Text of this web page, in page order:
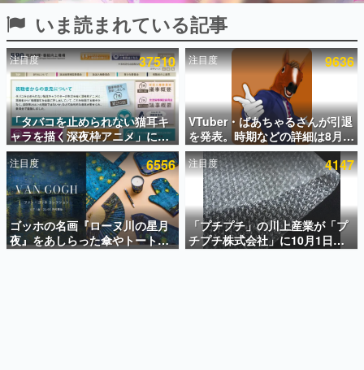
殿堂入り記事
SNS拡散数が数千以上！ ページビュー数万以上！ などな
ど。多くの人々に読まれた、電ファミ渾身の“殿堂入り”記
事をまとめました。
ゲームの企画書
名作ゲームクリエイターの方々に製作時のエピソードをお
聞きし、ヒットする企画（ゲーム）とは何か？を探ってい
きます。
赫本
この物語を解いてはいけない。『赫本』は、〈試験問題〉
の形をした短編ホラー小説集です。
新世代に訊く
これからのデジタルゲーム市場を担う若きクリエイター達
の姿を追い、彼らのルーツと情熱を探っていきます。
いま読まれている記事
注目度 37510
「タバコを止められない猫耳キ
ャラを描く深夜枠アニメ」に視
聴者の一部から批判意見。違法
薬物の使用と思しき描写も含め
て、BPOが議論を交わす
注目度 9636
VTuber・ばあちゃるさんが引退
を発表。時期などの詳細は8月9
日15時からの配信で説明
注目度 6556
ゴッホの名画『ローヌ川の星月
夜』をあしらった傘やトートバ
ッグなどが登場。8月7日21時よ
注目度 4147
「プチプチ」の川上産業が「プ
チプチ株式会社」に10月1日よ
り社名変更へ。創業58年で初め